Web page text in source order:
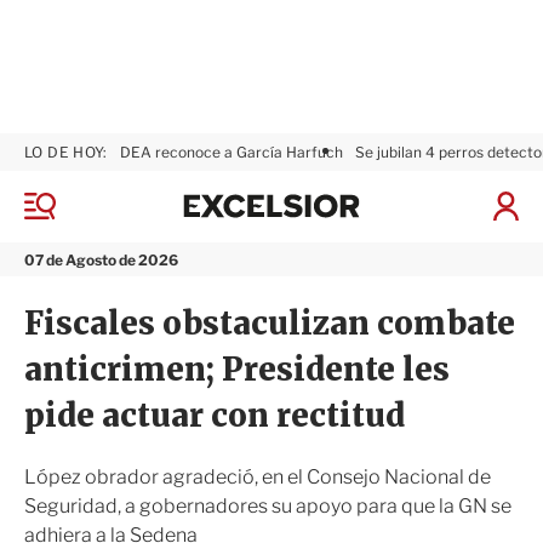
M
n
07 de Agosto de 2026
LO DE HOY: DEA reconoce a García Harfuch Se jubilan 4 perros
I
a
x
i
o
r
Fiscales obstaculizan combate
anticrimen; Presidente les
pide actuar con rectitud
López obrador agradeció, en el Consejo Nacional de
Seguridad, a gobernadores su apoyo para que la GN se
adhiera a la Sedena